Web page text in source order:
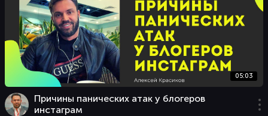
05:03
Причины панических атак у блогеров
инстаграм